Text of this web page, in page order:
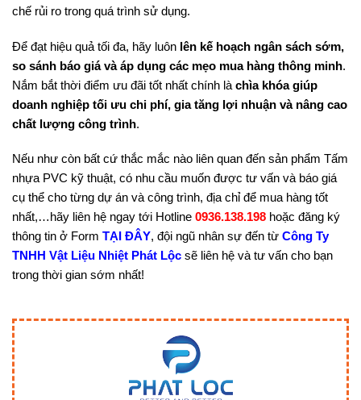
chế rủi ro trong quá trình sử dụng.
Để đạt hiệu quả tối đa, hãy luôn lên kế hoạch ngân sách sớm,
so sánh báo giá và áp dụng các mẹo mua hàng thông minh.
Nắm bắt thời điểm ưu đãi tốt nhất chính là chìa khóa giúp
doanh nghiệp tối ưu chi phí, gia tăng lợi nhuận và nâng cao
chất lượng công trình.
Nếu như còn bất cứ thắc mắc nào liên quan đến sản phẩm Tấm
nhựa PVC kỹ thuật, có nhu cầu muốn được tư vấn và báo giá
cụ thể cho từng dự án và công trình, địa chỉ để mua hàng tốt
nhất,…hãy liên hệ ngay tới Hotline 0936.138.198 hoặc đăng ký
thông tin ở Form TẠI ĐÂY, đội ngũ nhân sự đến từ Công Ty
TNHH Vật Liệu Nhiệt Phát Lộc sẽ liên hệ và tư vấn cho bạn
trong thời gian sớm nhất!